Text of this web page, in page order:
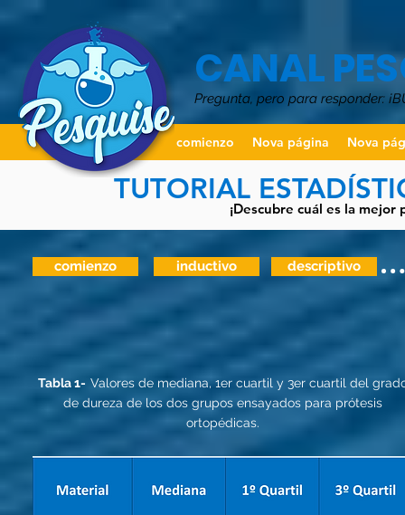
CANAL
Pregunta, pero para responder:
comienzo Nova página Nova
TUTORIAL
¡Descubre cuál es la
comienzo inductivo descriptivo
Tabla 1- Valores de mediana, 1er cuartil y 3er cuartil del
de dureza de los dos grupos ensayados para prótesis
ortopédicas.